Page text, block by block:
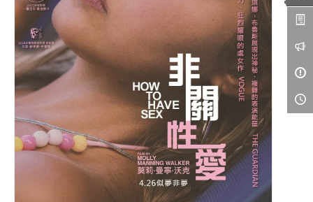
4DX
VR 演唱會
GOLD CLASS
AD口述影像
LIVE演唱會
影城公告
影城活動